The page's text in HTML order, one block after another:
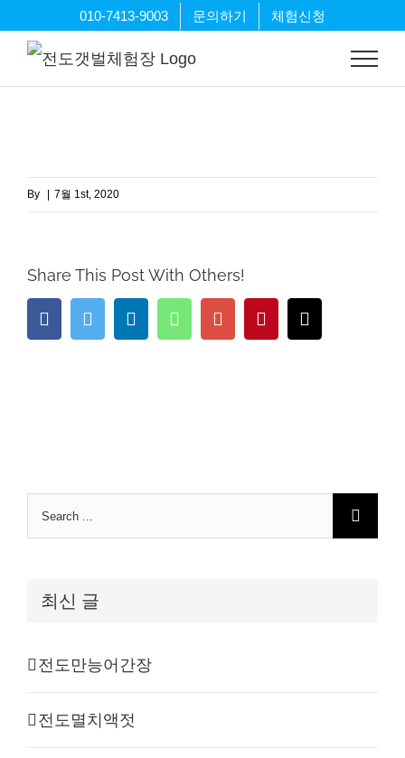
content
010-7413-9003 문의하기 체험신청
By 7월 1st, 2020
Share This Post With Others!
Facebook
Twitter LinkedInWhatsapp
Google+Pinterest
Search
최신 글
전도만능어간장
전도멸치액젓